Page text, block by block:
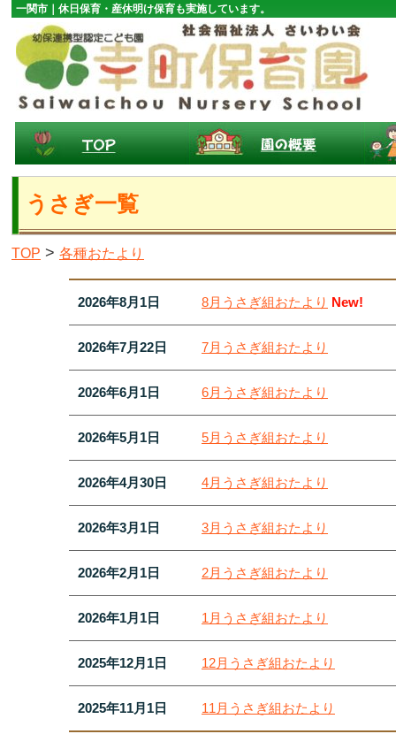
一関市｜休日保育・産休明け保育も実施しています。
うさぎ一覧
TOP > 各種おたより
2026年8月1日 8月うさぎ組おたより New!
2026年7月22日 7月うさぎ組おたより
2026年6月1日 6月うさぎ組おたより
2026年5月1日 5月うさぎ組おたより
2026年4月30日 4月うさぎ組おたより
2026年3月1日 3月うさぎ組おたより
2026年2月1日 2月うさぎ組おたより
2026年1月1日 1月うさぎ組おたより
2025年12月1日 12月うさぎ組おたより
2025年11月1日 11月うさぎ組おたより